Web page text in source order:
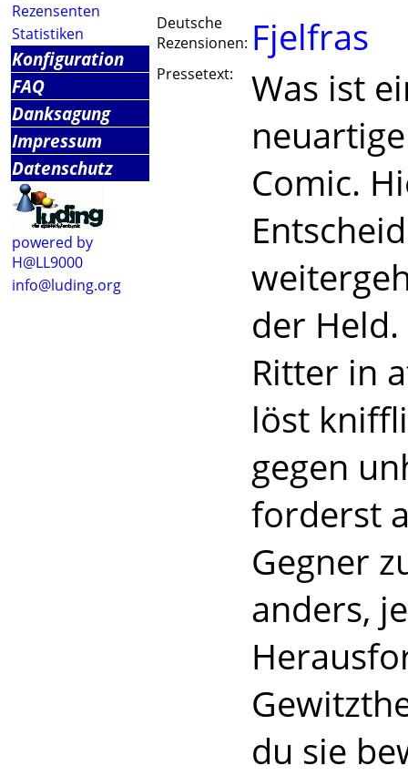
Rezensenten
Statistiken
Konfiguration
FAQ
Danksagung
Impressum
Datenschutz
powered by
H@LL9000
info@luding.org
Deutsche
Rezensionen: Fjelfras
Pressetext:
Was ist
Comic.
der
Ritter in
löst
gegen
forderst
Gegner
anders,
du sie